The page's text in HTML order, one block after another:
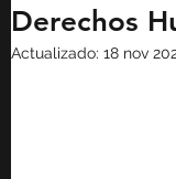
Derechos
Actualizado: 18 nov